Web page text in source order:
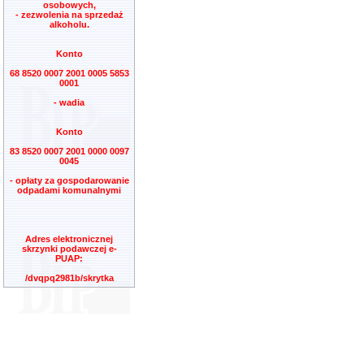
osobowych,
- zezwolenia na sprzedaż
alkoholu.
Konto
68 8520 0007 2001 0005 5853
0001
- wadia
Konto
83 8520 0007 2001 0000 0097
0045
- opłaty za gospodarowanie
odpadami komunalnymi
Adres elektronicznej
skrzynki podawczej e-
PUAP:
/dvqpq2981b/skrytka